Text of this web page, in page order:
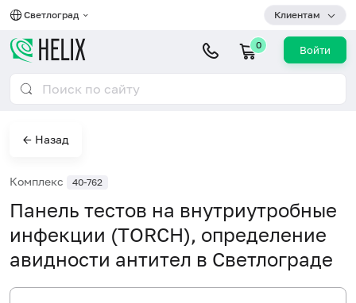
Светлоград Клиентам
0 Войти
← Назад
Комплекс 40-762
Панель тестов на внутриутробные
инфекции (TORCH), определение
авидности антител в Светлограде